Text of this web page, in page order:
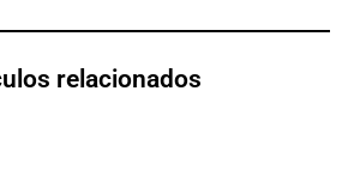
relacionados